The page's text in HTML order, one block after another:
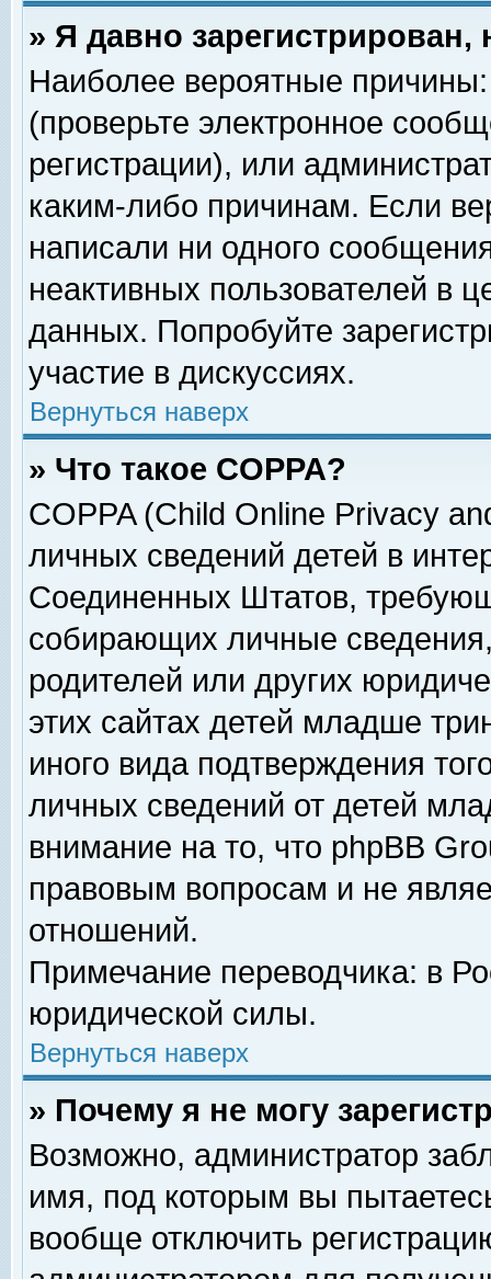
» Я давно
Наиболее вероятные
(проверьте электронное
регистрации), или
каким-либо причинам. Если
написали ни одного
неактивных пользователей в
данных. Попробуйте
участие в дискуссиях.
Вернуться наверх
» Что такое COPPA?
COPPA (Child Online Privacy
личных сведений детей в
Соединенных Штатов,
собирающих личные
родителей или других
этих сайтах детей младше
иного вида подтверждения
личных сведений от детей
внимание на то, что phpBB
правовым вопросам и не
отношений.
Примечание переводчика: в
юридической силы.
Вернуться наверх
» Почему я не могу
Возможно, администратор
имя, под которым вы
вообще отключить